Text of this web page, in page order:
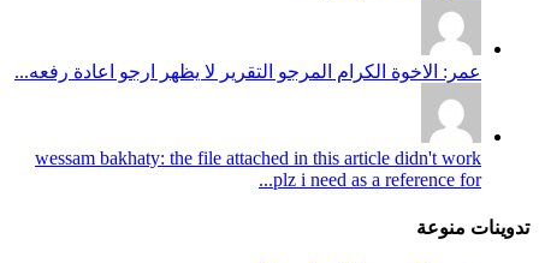
عمر: الاخوة الكرام المرجو التقرير لا يظهر ارجو اعادة رفعه...
wessam bakhaty: the file attached in this article didn't work
plz i need as a reference for...
تدوينات منوعة